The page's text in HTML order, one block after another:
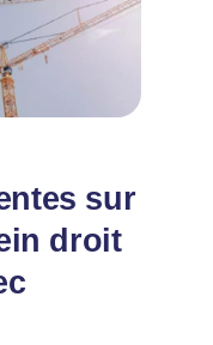
sur
droit